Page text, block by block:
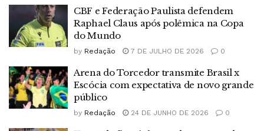
CBF e Federação Paulista defendem
Raphael Claus após polêmica na Copa
do Mundo
by Redação 7 DE JULHO DE 2026 0
Arena do Torcedor transmite Brasil x
Escócia com expectativa de novo grande
público
by Redação 24 DE JUNHO DE 2026 0